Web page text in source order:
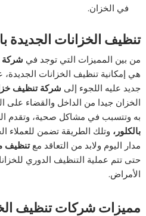
في الخزان.
تنظيف الخزانات الجديدة
من بين المميزات التي توجد في شركة
هي إمكانية تنظيف الخزانات
جديد عليه اللجوء إلى شركة تنظيف
الخزان جيدا من الداخل والقضاء على
به وتتسبب في مشاكل صحية، وتقدم
بالكلور، وتلك الطريقة تضمن
مدار اليوم ولابد من التعاقد معتنظيف
حتى تتم عملية التنظيف الدوري
الأمراض.
مميزات شركات تنظيف